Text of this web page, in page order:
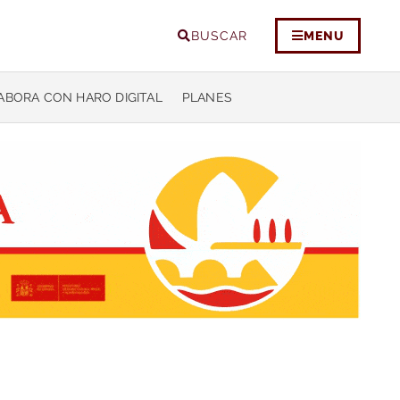
BUSCAR MENU
CON HARO DIGITAL PLANES